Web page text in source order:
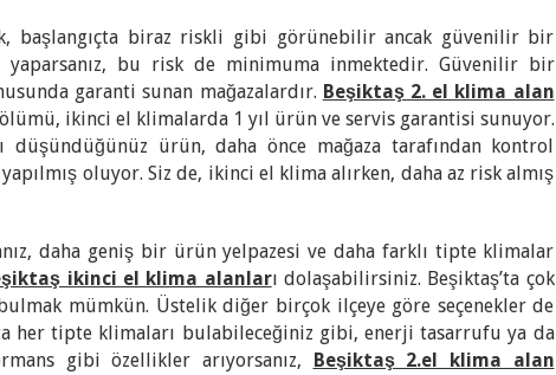
başlangıçta biraz riskli gibi görünebilir ancak güvenilir bir
yaparsanız, bu risk de minimuma inmektedir. Güvenilir bir
garanti sunan mağazalardır. Beşiktaş 2. el klima alan
ikinci el klimalarda 1 yıl ürün ve servis garantisi sunuyor.
düşündüğünüz ürün, daha önce mağaza tarafından kontrol
oluyor. Siz de, ikinci el klima alırken, daha az risk almış
daha geniş bir ürün yelpazesi ve daha farklı tipte klimalar
ikinci el klima alanları dolaşabilirsiniz. Beşiktaş’ta çok
mümkün. Üstelik diğer birçok ilçeye göre seçenekler de
her tipte klimaları bulabileceğiniz gibi, enerji tasarrufu ya da
gibi özellikler arıyorsanız, Beşiktaş 2.el klima alan